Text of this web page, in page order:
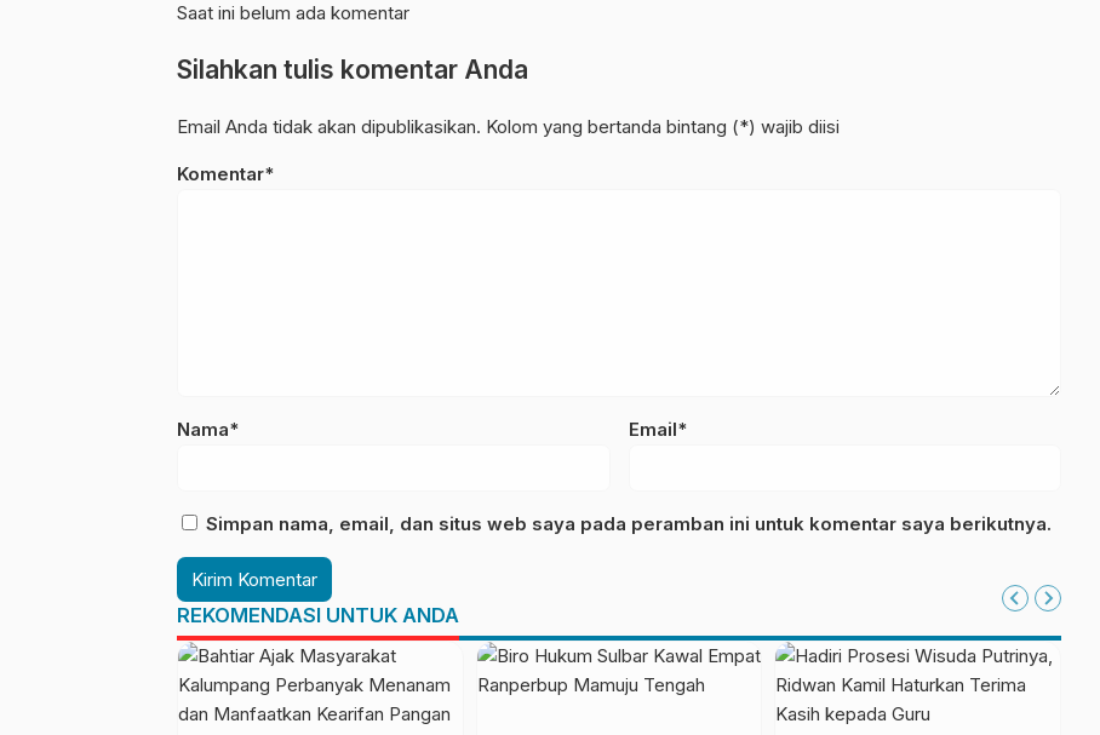
Saat ini belum ada komentar
Silahkan tulis komentar Anda
Email Anda tidak akan dipublikasikan. Kolom yang bertanda bintang (*) wajib diisi
Komentar*
Nama* Email*
Simpan nama, email, dan situs web saya pada peramban ini untuk komentar saya berikutnya.
REKOMENDASI UNTUK ANDA